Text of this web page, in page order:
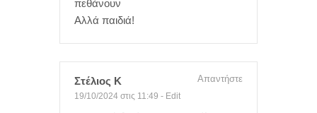
πεθάνουν
Αλλά παιδιά!
Στέλιος Κ
19/10/2024 στις 11:49 - Edit
Απαντήστε